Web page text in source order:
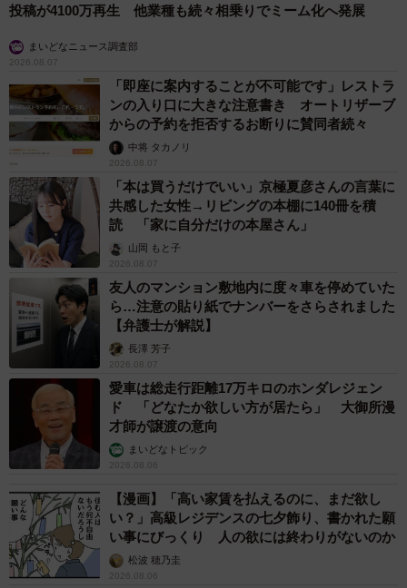
投稿が4100万再生 他業種も続々相乗りでミーム化へ発展
まいどなニュース調査部
2026.08.07
「即座に案内することが不可能です」レストラ
ンの入り口に大きな注意書き オートリザーブ
からの予約を拒否するお断りに賛同者続々
中将 タカノリ
2026.08.07
「本は買うだけでいい」京極夏彦さんの言葉に
共感した女性→リビングの本棚に140冊を積
読 「家に自分だけの本屋さん」
山岡 もと子
2026.08.07
友人のマンション敷地内に度々車を停めていた
ら…注意の貼り紙でナンバーをさらされました
【弁護士が解説】
長澤 芳子
2026.08.07
愛車は総走行距離17万キロのホンダレジェン
ド 「どなたか欲しい方が居たら」 大御所漫
才師が譲渡の意向
まいどなトピック
2026.08.06
【漫画】「高い家賃を払えるのに、まだ欲し
い？」高級レジデンスの七夕飾り、書かれた願
い事にびっくり 人の欲には終わりがないのか
松波 穂乃圭
2026.08.06